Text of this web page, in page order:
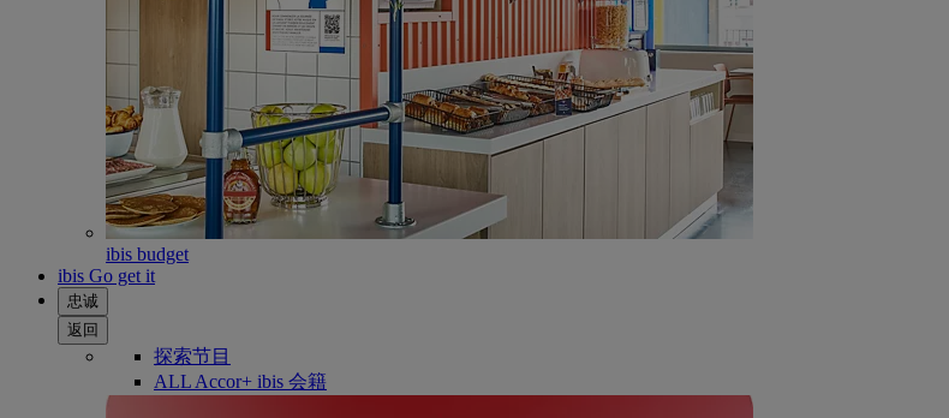
ibis budget
ibis Go get it
忠诚
返回
探索节目
ALL Accor+ ibis 会籍